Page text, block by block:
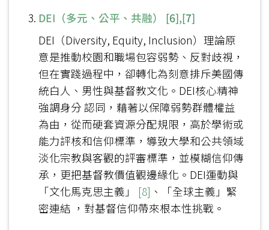
DEI（多元、公平、共融） [6],[7]
DEI（Diversity, Equity, Inclusion）理論原
意是推動校園和職場包容弱勢、反對歧視，
但在實踐過程中，卻轉化為刻意排斥美國傳
統白人、男性與基督教文化。DEI核心精神
強調身分 認同，藉著以保障弱勢群體權益
為由，從而硬套資源分配規限，高於學術或
能力評核和信仰標準，導致大學和公共領域
淡化宗教與客觀的評審標準，並模糊信仰傳
承，更把基督教價值觀邊緣化。DEI運動與
「文化馬克思主義」 [8] 、「全球主義」緊
密連結 ，對基督信仰帶來根本性挑戰。